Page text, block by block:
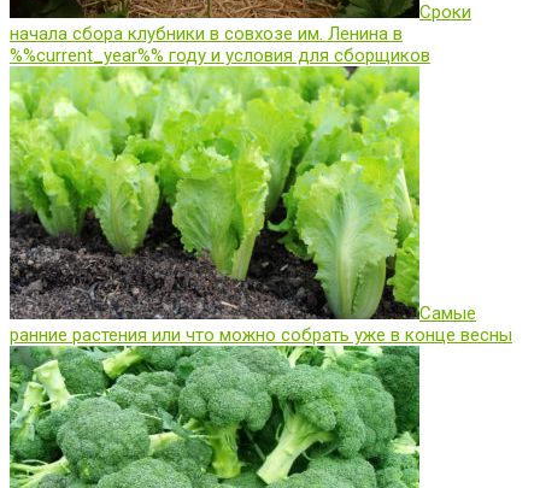
Сроки
начала сбора клубники в совхозе им. Ленина в
%%current_year%% году и условия для сборщиков
Самые
ранние растения или что можно собрать уже в конце весны